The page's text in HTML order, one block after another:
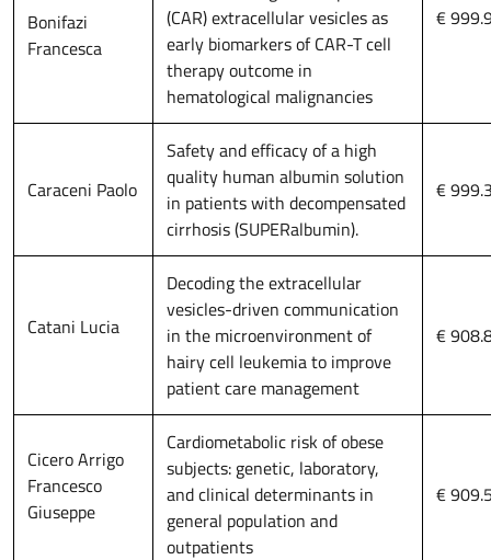
Bonifazi
Francesca
(CAR) extracellular vesicles as
early biomarkers of CAR-T cell
therapy outcome in
hematological malignancies
€
Caraceni Paolo
Safety and efficacy of a high
quality human albumin solution
in patients with decompensated
cirrhosis (SUPERalbumin).
€
Catani Lucia
Decoding the extracellular
vesicles-driven communication
in the microenvironment of
hairy cell leukemia to improve
patient care management
€
Cicero Arrigo
Francesco
Giuseppe
Cardiometabolic risk of obese
subjects: genetic, laboratory,
and clinical determinants in
general population and
outpatients
€